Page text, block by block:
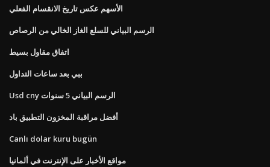
الأسهم عكس تاريخ الانقسام الفعلي
الرسم البياني للسلع الغاز الخالي من الرصاص
اتفاق مقاول بسيط
ببي بعد ساعات التداول
Usd cny الرسم البياني 5 سنوات
أفضل مراقبة المخزون التطبيق باد
Canlı dolar kuru bugün
مواقع الأخبار على الإنترنت في ألمانيا